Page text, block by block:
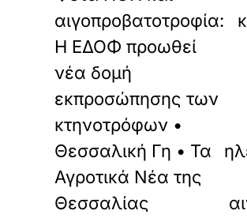
αιγοπροβατοτροφία:
Η ΕΔΟΦ προωθεί
νέα δομή
εκπροσώπησης των
κτηνοτρόφων •
Θεσσαλική Γη • Τα
Αγροτικά Νέα της
Θεσσαλίας